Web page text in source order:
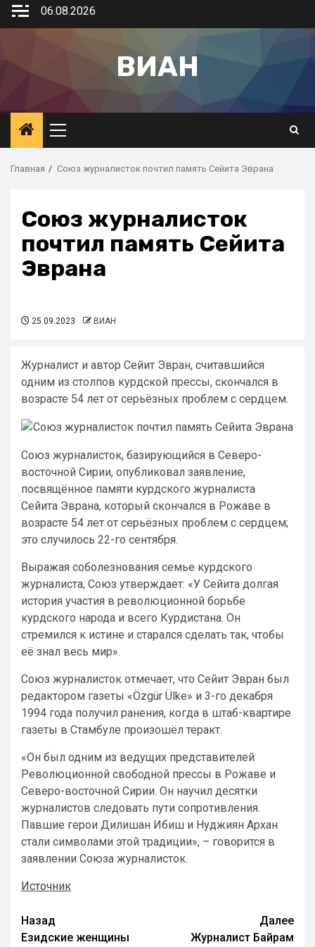
06.08.2026
ВИАН
Главная Союз журналисток почтил память Сейита Эврана
Союз журналисток
почтил память Сейита
Эврана
25.09.2023 ВИАН
Журналист и автор Сейит Эвран, считавшийся
одним из столпов курдской прессы, скончался в
возрасте 54 лет от серьёзных проблем с сердцем.
Союз журналисток, базирующийся в Северо-
восточной Сирии, опубликовал заявление,
посвящённое памяти курдского журналиста
Сейита Эврана, который скончался в Рожаве в
возрасте 54 лет от серьёзных проблем с сердцем;
это случилось 22-го сентября.
Выражая соболезнования семье курдского
журналиста, Союз утверждает: «У Сейита долгая
история участия в революционной борьбе
курдского народа и всего Курдистана. Он
стремился к истине и старался сделать так, чтобы
её знал весь мир».
Союз журналисток отмечает, что Сейит Эвран был
редактором газеты «Özgür Ülke» и 3-го декабря
1994 года получил ранения, когда в штаб-квартире
газеты в Стамбуле произошёл теракт.
«Он был одним из ведущих представителей
Революционной свободной прессы в Рожаве и
Северо-восточной Сирии. Он научил десятки
журналистов следовать пути сопротивления.
Павшие герои Дилишан Ибиш и Нуджиян Архан
стали символами этой традиции», – говорится в
заявлении Союза журналисток.
Источник
Назад
Езидские женщины
Далее
Журналист Байрам